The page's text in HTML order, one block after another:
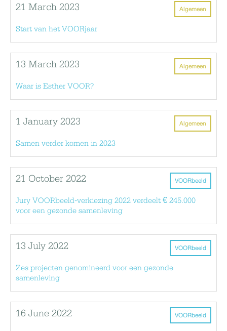
Algemeen
21 March 2023
Start van het VOORjaar
Algemeen
13 March 2023
Waar is Esther VOOR?
Algemeen
1 January 2023
Samen verder komen in 2023
VOORbeeld
21 October 2022
Jury VOORbeeld-verkiezing 2022 verdeelt € 245.000
voor een gezonde samenleving
VOORbeeld
13 July 2022
Zes projecten genomineerd voor een gezonde
samenleving
VOORbeeld
16 June 2022